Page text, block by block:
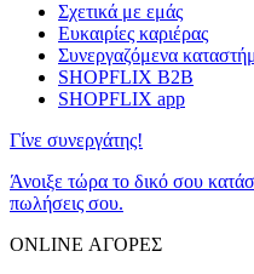
Σχετικά με εμάς
Ευκαιρίες καριέρας
Συνεργαζόμενα
SHOPFLIX B2B
SHOPFLIX app
Γίνε συνεργάτης!
Άνοιξε τώρα το δικό σου
πωλήσεις σου.
ONLINE ΑΓΟΡΕΣ